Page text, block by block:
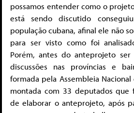
possamos entender como o
está sendo discutido
população cubana, afinal ele não
para ser visto como foi
Porém, antes do anteprojeto ser
discussões nas províncias e
formada pela Assembleia
montada com 33 deputados que
de elaborar o anteprojeto, após